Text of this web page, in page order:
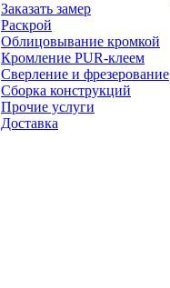
Заказать замер
Раскрой
Облицовывание кромкой
Кромление PUR-клеем
Сверление и фрезерование
Сборка конструкций
Прочие услуги
Доставка